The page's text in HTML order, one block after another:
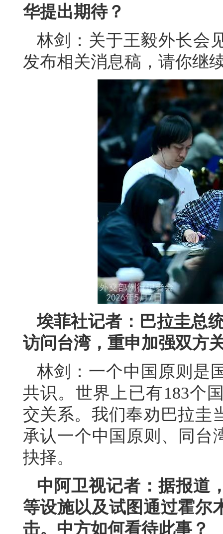
华提出期待？
林剑：关于王毅外长会
发布相关消息稿，请你继
埃菲社记者：巴拉圭总
访问台湾，重申加强双方
林剑：一个中国原则是
共识。世界上已有183个
交关系。我们奉劝巴拉圭
承认一个中国原则、同台
抉择。
中阿卫视记者：据报道
等设施以及试图通过霍尔
击。中方如何看待此事？